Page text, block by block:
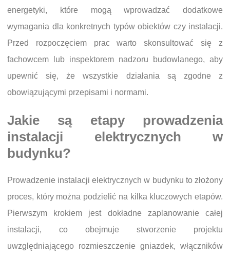
energetyki, które mogą wprowadzać dodatkowe
wymagania dla konkretnych typów obiektów czy instalacji.
Przed rozpoczęciem prac warto skonsultować się z
fachowcem lub inspektorem nadzoru budowlanego, aby
upewnić się, że wszystkie działania są zgodne z
obowiązującymi przepisami i normami.
Jakie są etapy prowadzenia
instalacji elektrycznych w
budynku?
Prowadzenie instalacji elektrycznych w budynku to złożony
proces, który można podzielić na kilka kluczowych etapów.
Pierwszym krokiem jest dokładne zaplanowanie całej
instalacji, co obejmuje stworzenie projektu
uwzględniającego rozmieszczenie gniazdek, włączników